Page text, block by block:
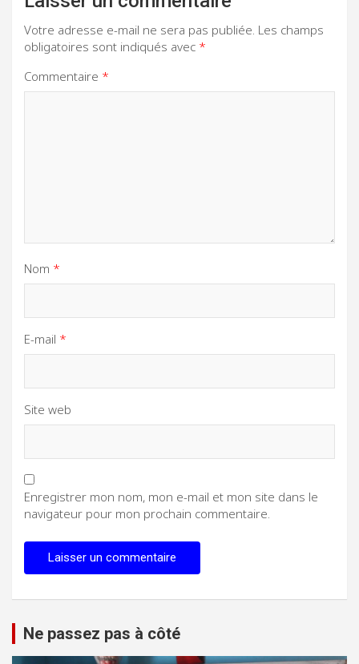
Votre adresse e-mail ne sera pas publiée. Les champs
obligatoires sont indiqués avec *
Commentaire *
Nom *
E-mail *
Site web
Enregistrer mon nom, mon e-mail et mon site dans le
navigateur pour mon prochain commentaire.
Ne passez pas à côté